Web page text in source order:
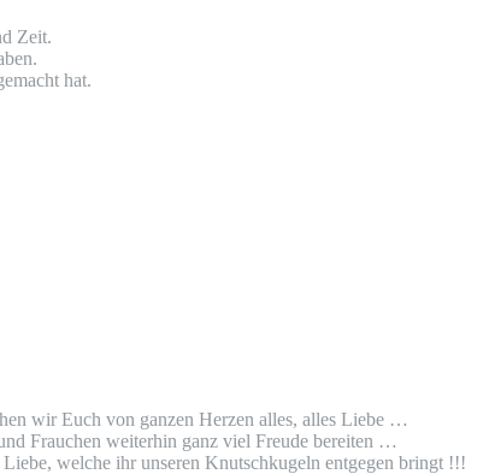
Zeit.
hat.
wir Euch von ganzen Herzen alles, alles Liebe …
Frauchen weiterhin ganz viel Freude bereiten …
welche ihr unseren Knutschkugeln entgegen bringt !!!